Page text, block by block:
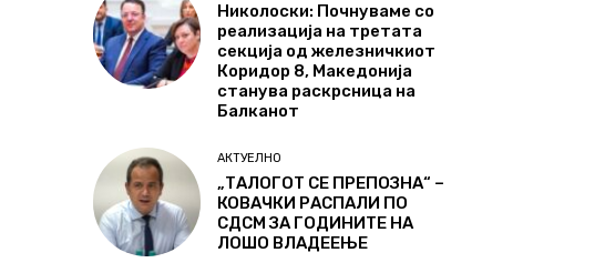
Николоски: Почнуваме со
реализација на третата
секција од железничкиот
Коридор 8, Македонија
станува раскрсница на
Балканот
АКТУЕЛНО
„ТАЛОГОТ СЕ ПРЕПОЗНА“ –
КОВАЧКИ РАСПАЛИ ПО
СДСМ ЗА ГОДИНИТЕ НА
ЛОШО ВЛАДЕЕЊЕ